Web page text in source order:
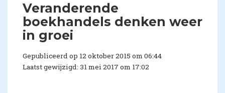
Veranderende
boekhandels denken weer
in groei
Gepubliceerd op 12 oktober 2015 om 06:44
Laatst gewijzigd: 31 mei 2017 om 17:02